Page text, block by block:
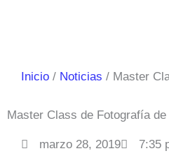
Inicio Noticias Master
Master Class de Fotografía
marzo 28, 2019 7:35